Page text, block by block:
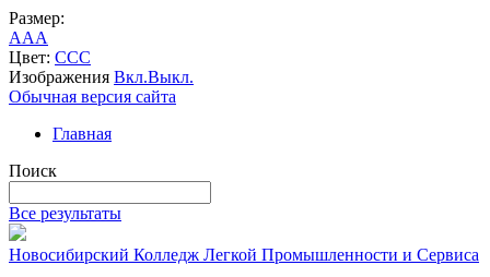
Размер:
AAA
Цвет: CCC
Изображения Вкл.Выкл.
Обычная версия сайта
Главная
Поиск
Все результаты
Новосибирский Колледж Легкой Промышленности и Сервиса